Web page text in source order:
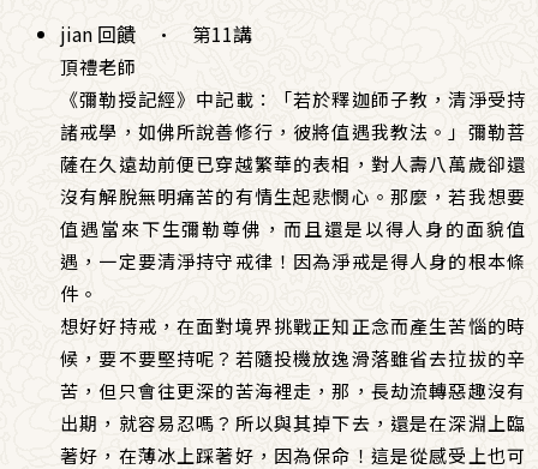
jian 回饋 · 第11講
頂禮老師
《彌勒授記經》中記載：「若於釋迦師子教，清淨受持
諸戒學，如佛所說善修行，彼將值遇我教法。」彌勒菩
薩在久遠劫前便已穿越繁華的表相，對人壽八萬歲卻還
沒有解脫無明痛苦的有情生起悲憫心。那麼，若我想要
值遇當來下生彌勒尊佛，而且還是以得人身的面貌值
遇，一定要清淨持守戒律！因為淨戒是得人身的根本條
件。
想好好持戒，在面對境界挑戰正知正念而產生苦惱的時
候，要不要堅持呢？若隨投機放逸滑落雖省去拉拔的辛
苦，但只會往更深的苦海裡走，那，長劫流轉惡趣沒有
出期，就容易忍嗎？所以與其掉下去，還是在深淵上臨
著好，在薄冰上踩著好，因為保命！這是從感受上也可